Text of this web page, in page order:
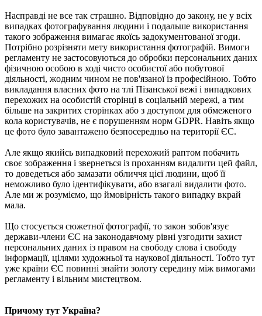
Насправді не все так страшно. Відповідно до закону, не у всіх
випадках фотографування людини і подальше використання
такого зображення вимагає якоїсь задокументованої згоди.
Потрібно розрізняти мету використання фотографій. Вимоги
регламенту не застосовуються до обробки персональних даних
фізичною особою в ході чисто особистої або побутової
діяльності, жодним чином не пов'язаної із професійною. Тобто
викладання власних фото на тлі Пізанської вежі і випадкових
перехожих на особистій сторінці в соціальній мережі, а тим
більше на закритих сторінках або з доступом для обмеженого
кола користувачів, не є порушенням норм GDPR. Навіть якщо
це фото було завантажено безпосередньо на території ЄС.
Але якщо якийсь випадковий перехожий раптом побачить
своє зображення і звернеться із проханням видалити цей файл,
то доведеться або замазати обличчя цієї людини, щоб її
неможливо було ідентифікувати, або взагалі видалити фото.
Але ми ж розуміємо, що ймовірність такого випадку вкрай
мала.
Що стосується сюжетної фотографії, то закон зобов'язує
держави-члени ЄС на законодавчому рівні узгодити захист
персональних даних із правом на свободу слова і свободу
інформації, цілями художньої та наукової діяльності. Тобто тут
уже країни ЄС повинні знайти золоту середину між вимогами
регламенту і вільним мистецтвом.
Причому тут Україна?